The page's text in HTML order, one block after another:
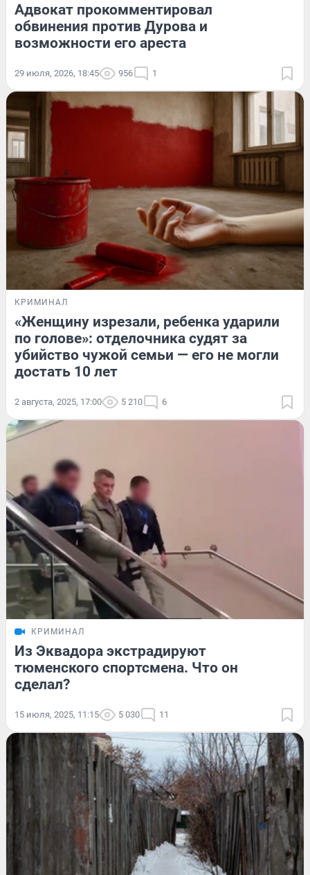
Адвокат прокомментировал
обвинения против Дурова и
возможности его ареста
29 июля, 2026, 18:45 956 1
КРИМИНАЛ
«Женщину изрезали, ребенка ударили
по голове»: отделочника судят за
убийство чужой семьи — его не могли
достать 10 лет
2 августа, 2025, 17:00 5 210 6
КРИМИНАЛ
Из Эквадора экстрадируют
тюменского спортсмена. Что он
сделал?
15 июля, 2025, 11:15 5 030 11